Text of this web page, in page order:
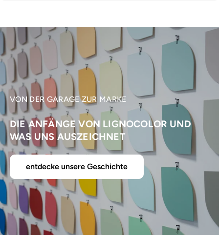
VON DER GARAGE ZUR MARKE
DIE ANFÄNGE VON LIGNOCOLOR UND
WAS UNS AUSZEICHNET
entdecke unsere Geschichte